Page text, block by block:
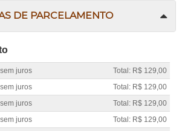
DE PARCELAMENTO
juros
Total: R$ 129,00
juros
Total: R$ 129,00
juros
Total: R$ 129,00
juros
Total: R$ 129,00